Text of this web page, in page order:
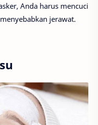
Anda harus mencuci
jerawat.